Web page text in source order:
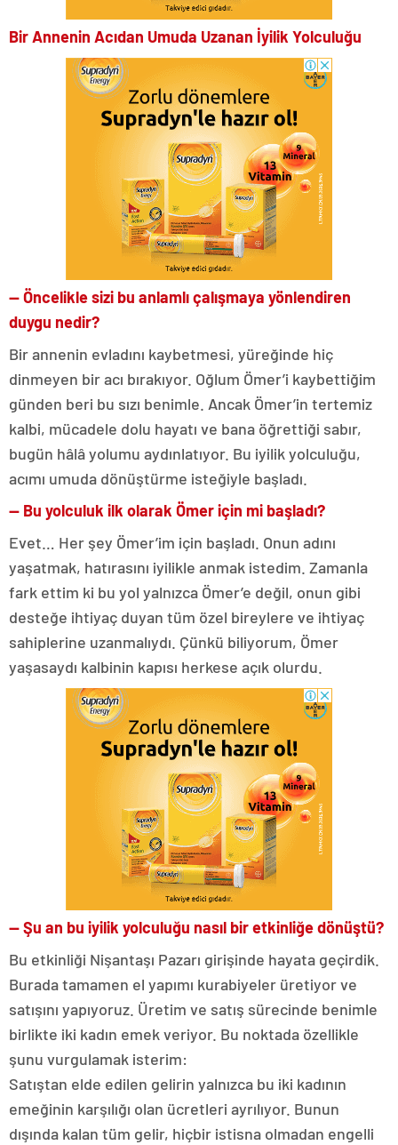
Bir Annenin Acıdan Umuda Uzanan İyilik Yolculuğu
— Öncelikle sizi bu anlamlı çalışmaya yönlendiren
duygu nedir?
Bir annenin evladını kaybetmesi, yüreğinde hiç
dinmeyen bir acı bırakıyor. Oğlum Ömer’i kaybettiğim
günden beri bu sızı benimle. Ancak Ömer’in tertemiz
kalbi, mücadele dolu hayatı ve bana öğrettiği sabır,
bugün hâlâ yolumu aydınlatıyor. Bu iyilik yolculuğu,
acımı umuda dönüştürme isteğiyle başladı.
— Bu yolculuk ilk olarak Ömer için mi başladı?
Evet… Her şey Ömer’im için başladı. Onun adını
yaşatmak, hatırasını iyilikle anmak istedim. Zamanla
fark ettim ki bu yol yalnızca Ömer’e değil, onun gibi
desteğe ihtiyaç duyan tüm özel bireylere ve ihtiyaç
sahiplerine uzanmalıydı. Çünkü biliyorum, Ömer
yaşasaydı kalbinin kapısı herkese açık olurdu.
— Şu an bu iyilik yolculuğu nasıl bir etkinliğe dönüştü?
Bu etkinliği Nişantaşı Pazarı girişinde hayata geçirdik.
Burada tamamen el yapımı kurabiyeler üretiyor ve
satışını yapıyoruz. Üretim ve satış sürecinde benimle
birlikte iki kadın emek veriyor. Bu noktada özellikle
şunu vurgulamak isterim:
Satıştan elde edilen gelirin yalnızca bu iki kadının
emeğinin karşılığı olan ücretleri ayrılıyor. Bunun
dışında kalan tüm gelir, hiçbir istisna olmadan engelli